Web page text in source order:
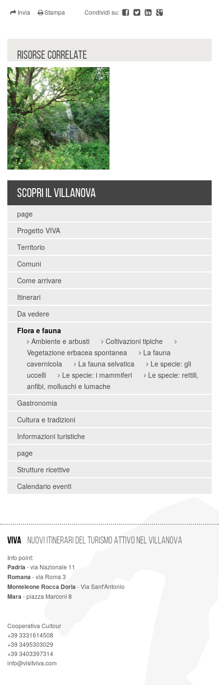
Invia Stampa Condividi su:
RISORSE CORRELATE
SCOPRI IL VILLANOVA
page
Progetto VIVA
Territorio
Comuni
Come arrivare
Itinerari
Da vedere
Flora e fauna
Ambiente e arbusti
Coltivazioni tipiche
Vegetazione erbacea spontanea
La fauna
cavernicola
La fauna selvatica
Le specie: gli
uccelli
Le specie: i mammiferi
Le specie: rettili,
anfibi, molluschi e lumache
Gastronomia
Cultura e tradizioni
Informazioni turistiche
page
Strutture ricettive
Calendario eventi
VIVA Nuovi Itinerari del Turismo Attivo nel Villanova
Info point:
Padria- via Nazionale 11
Romana- via Roma 3
Monteleone Rocca Doria - Via Sant'Antonio
Mara- piazza Marconi 8
Cooperativa Cultour
+39 3331614508
+39 3495303029
+39 3403397314
info@visitviva.com